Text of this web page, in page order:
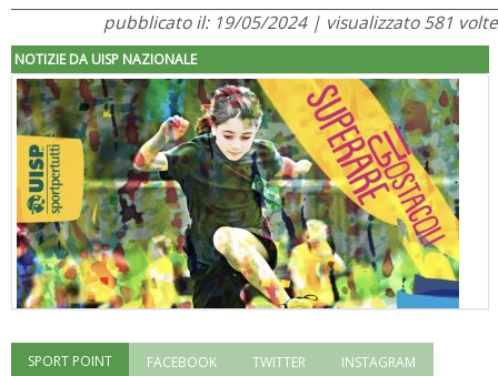
pubblicato il: 19/05/2024 | visualizzato 581 volte
NOTIZIE DA UISP NAZIONALE
"Superare gli ostacoli": la relazione di Tiziano Pesce al CN Uisp
SPORT POINT FACEBOOK TWITTER INSTAGRAM